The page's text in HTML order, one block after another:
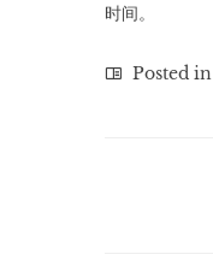
时间。
Posted in